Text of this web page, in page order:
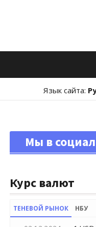
Язык сайта:
Мы в
Курс валют
ТЕНЕВОЙ РЫНОК НБУ